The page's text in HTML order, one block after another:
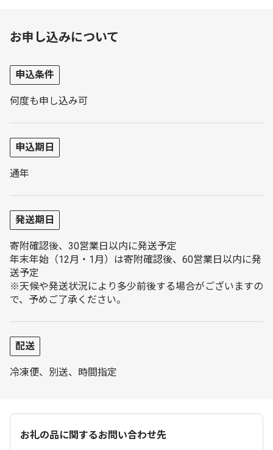
お申し込みについて
申込条件
何度も申し込み可
申込期日
通年
発送期日
寄附確認後、30営業日以内に発送予定
年末年始（12月・1月）は寄附確認後、60営業日以内に発
送予定
※天候や発送状況により多少前後する場合がございますの
で、予めご了承ください。
配送
冷凍便、別送、時間指定
お礼の品に関するお問い合わせ先